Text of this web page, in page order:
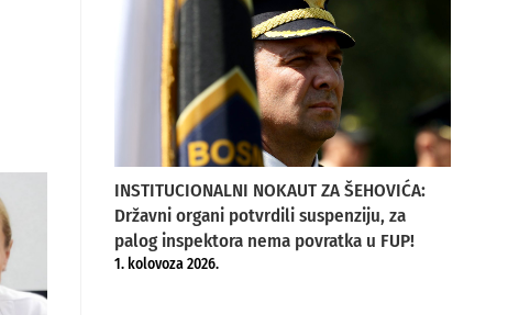
INSTITUCIONALNI NOKAUT ZA ŠEHOVIĆA:
Državni organi potvrdili suspenziju, za
palog inspektora nema povratka u FUP!
1. kolovoza 2026.